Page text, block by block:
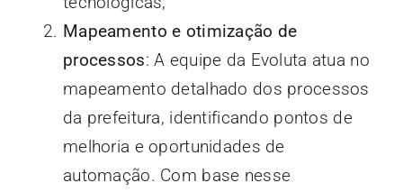
Mapeamento e otimização de
processos: A equipe da Evoluta atua no
mapeamento detalhado dos processos
da prefeitura, identificando pontos de
melhoria e oportunidades de
automação. Com base nesse